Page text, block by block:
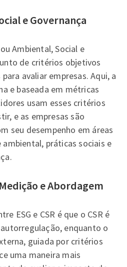
e Governança
Ambiental, Social e
de critérios objetivos
avaliar empresas. Aqui, a
e baseada em métricas
usam esses critérios
e as empresas são
seu desempenho em áreas
práticas sociais e
e Abordagem
ESG e CSR é que o CSR é
enquanto o
guiada por critérios
uma maneira mais